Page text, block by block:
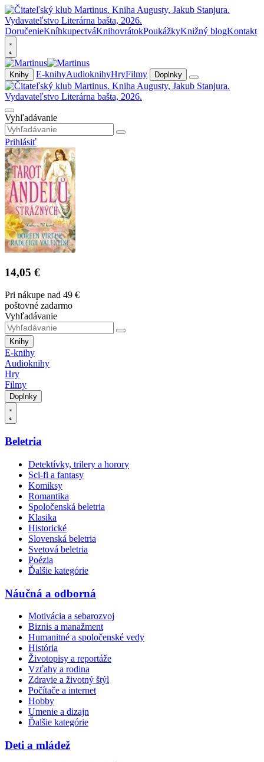
DoručenieKníhkupectváKnihovrátokPoukážkyKnižný blogKontakt
Knihy E-knihyAudioknihyHryFilmy Doplnky
Vyhľadávanie
Prihlásiť
14,05 €
Pri nákupe nad 49 €
poštovné zadarmo
Vyhľadávanie
Knihy
E-knihy
Audioknihy
Hry
Filmy
Doplnky
Beletria
Detektívky, trilery a horory
Sci-fi a fantasy
Komiksy
Romantika
Spoločenská beletria
Klasika
Historické
Slovenská beletria
Svetová beletria
Poézia
Ďalšie kategórie
Náučná a odborná
Motivácia a sebarozvoj
Biznis a manažment
Humanitné a spoločenské vedy
História
Životopisy a reportáže
Vzťahy a rodina
Zdravie a životný štýl
Počítače a internet
Hobby
Umenie a dizajn
Ďalšie kategórie
Deti a mládež